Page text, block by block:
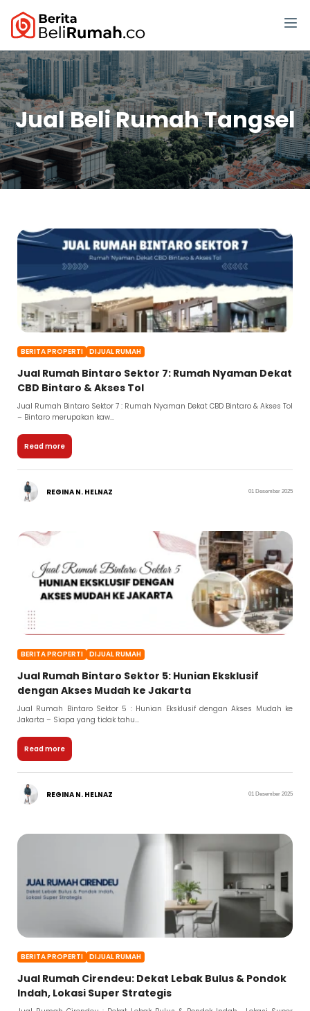
Jual Beli Rumah Tangsel
BERITA PROPERTI DIJUAL RUMAH
Jual Rumah Bintaro Sektor 7: Rumah Nyaman Dekat
CBD Bintaro & Akses Tol
Jual Rumah Bintaro Sektor 7 : Rumah Nyaman Dekat CBD Bintaro & Akses Tol
– Bintaro merupakan kaw...
Read more
REGINA N. HELNAZ 01 Desember 2025
BERITA PROPERTI DIJUAL RUMAH
Jual Rumah Bintaro Sektor 5: Hunian Eksklusif
dengan Akses Mudah ke Jakarta
Jual Rumah Bintaro Sektor 5 : Hunian Eksklusif dengan Akses Mudah ke
Jakarta – Siapa yang tidak tahu...
Read more
REGINA N. HELNAZ 01 Desember 2025
BERITA PROPERTI DIJUAL RUMAH
Jual Rumah Cirendeu: Dekat Lebak Bulus & Pondok
Indah, Lokasi Super Strategis